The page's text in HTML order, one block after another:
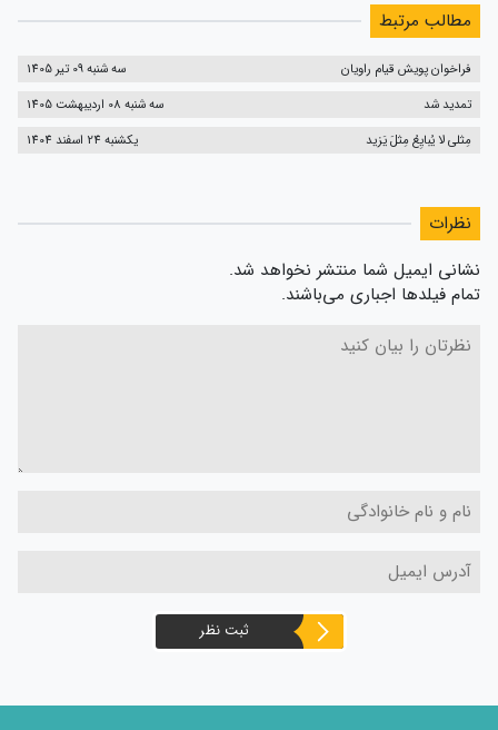
مطالب مرتبط
فراخوان پویش قیام راویان
سه شنبه 09 تیر 1405
تمدید شد
سه شنبه 08 اردیبهشت 1405
مِثلی لا یُبایِعُ مِثلَ یَزید
یکشنبه 24 اسفند 1404
نظرات
نشانی ایمیل شما منتشر نخواهد شد.
تمام فیلدها اجباری می‌باشند.
ثبت نظر